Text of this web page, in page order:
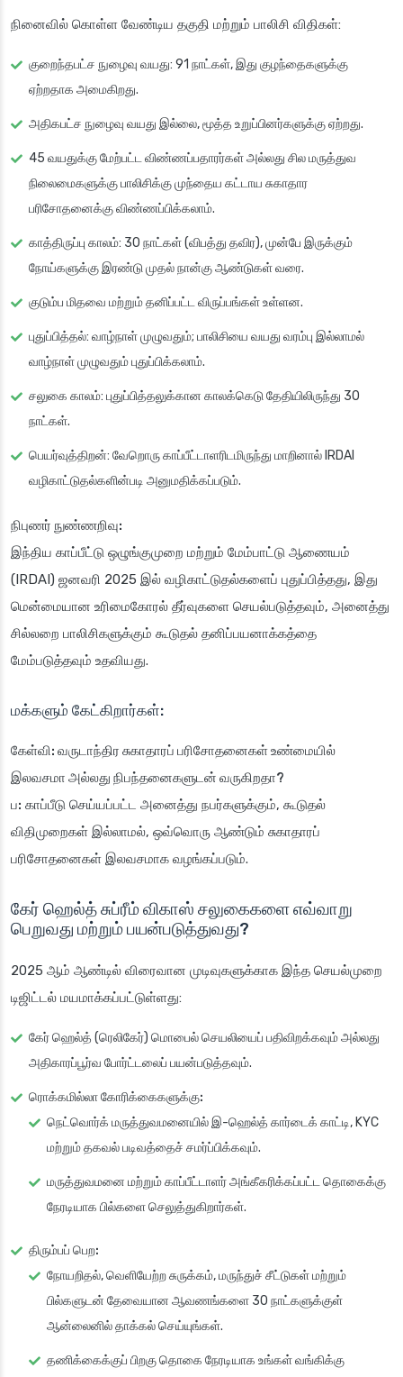
நினைவில் கொள்ள வேண்டிய தகுதி மற்றும் பாலிசி விதிகள்:
குறைந்தபட்ச நுழைவு வயது: 91 நாட்கள், இது குழந்தைகளுக்கு
ஏற்றதாக அமைகிறது.
அதிகபட்ச நுழைவு வயது இல்லை, மூத்த உறுப்பினர்களுக்கு ஏற்றது.
45 வயதுக்கு மேற்பட்ட விண்ணப்பதாரர்கள் அல்லது சில மருத்துவ
நிலைமைகளுக்கு பாலிசிக்கு முந்தைய கட்டாய சுகாதார
பரிசோதனைக்கு விண்ணப்பிக்கலாம்.
காத்திருப்பு காலம்: 30 நாட்கள் (விபத்து தவிர), முன்பே இருக்கும்
நோய்களுக்கு இரண்டு முதல் நான்கு ஆண்டுகள் வரை.
குடும்ப மிதவை மற்றும் தனிப்பட்ட விருப்பங்கள் உள்ளன.
புதுப்பித்தல்: வாழ்நாள் முழுவதும்; பாலிசியை வயது வரம்பு இல்லாமல்
வாழ்நாள் முழுவதும் புதுப்பிக்கலாம்.
சலுகை காலம்: புதுப்பித்தலுக்கான காலக்கெடு தேதியிலிருந்து 30
நாட்கள்.
பெயர்வுத்திறன்: வேறொரு காப்பீட்டாளரிடமிருந்து மாறினால் IRDAI
வழிகாட்டுதல்களின்படி அனுமதிக்கப்படும்.
நிபுணர் நுண்ணறிவு:
இந்திய காப்பீட்டு ஒழுங்குமுறை மற்றும் மேம்பாட்டு ஆணையம்
(IRDAI) ஜனவரி 2025 இல் வழிகாட்டுதல்களைப் புதுப்பித்தது, இது
மென்மையான உரிமைகோரல் தீர்வுகளை செயல்படுத்தவும், அனைத்து
சில்லறை பாலிசிகளுக்கும் கூடுதல் தனிப்பயனாக்கத்தை
மேம்படுத்தவும் உதவியது.
மக்களும் கேட்கிறார்கள்:
கேள்வி: வருடாந்திர சுகாதாரப் பரிசோதனைகள் உண்மையில்
இலவசமா அல்லது நிபந்தனைகளுடன் வருகிறதா?
ப: காப்பீடு செய்யப்பட்ட அனைத்து நபர்களுக்கும், கூடுதல்
விதிமுறைகள் இல்லாமல், ஒவ்வொரு ஆண்டும் சுகாதாரப்
பரிசோதனைகள் இலவசமாக வழங்கப்படும்.
கேர் ஹெல்த் சுப்ரீம் விகாஸ் சலுகைகளை எவ்வாறு
பெறுவது மற்றும் பயன்படுத்துவது?
2025 ஆம் ஆண்டில் விரைவான முடிவுகளுக்காக இந்த செயல்முறை
டிஜிட்டல் மயமாக்கப்பட்டுள்ளது:
கேர் ஹெல்த் (ரெலிகேர்) மொபைல் செயலியைப் பதிவிறக்கவும் அல்லது
அதிகாரப்பூர்வ போர்ட்டலைப் பயன்படுத்தவும்.
ரொக்கமில்லா கோரிக்கைகளுக்கு:
நெட்வொர்க் மருத்துவமனையில் இ-ஹெல்த் கார்டைக் காட்டி, KYC
மற்றும் தகவல் படிவத்தைச் சமர்ப்பிக்கவும்.
மருத்துவமனை மற்றும் காப்பீட்டாளர் அங்கீகரிக்கப்பட்ட தொகைக்கு
நேரடியாக பில்களை செலுத்துகிறார்கள்.
திரும்பப் பெற:
நோயறிதல், வெளியேற்ற சுருக்கம், மருந்துச் சீட்டுகள் மற்றும்
பில்களுடன் தேவையான ஆவணங்களை 30 நாட்களுக்குள்
ஆன்லைனில் தாக்கல் செய்யுங்கள்.
தணிக்கைக்குப் பிறகு தொகை நேரடியாக உங்கள் வங்கிக்கு